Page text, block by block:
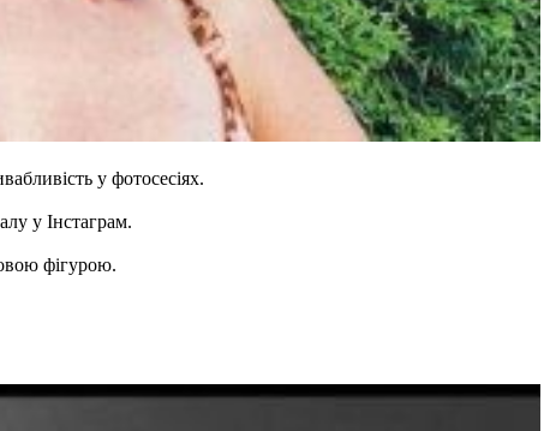
у фотосесіях.
у Інстаграм.
фігурою.